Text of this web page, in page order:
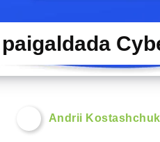
Andrii Kostashchuk